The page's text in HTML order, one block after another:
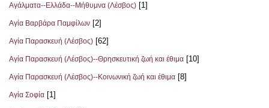
Αγάλματα--Ελλάδα--Μήθυμνα (Λέσβος) [1]
Αγία Βαρβάρα Παμφίλων [2]
Αγία Παρασκευή (Λέσβος) [62]
Αγία Παρασκευή (Λέσβος)--Θρησκευτική ζωή και έθιμα [10]
Αγία Παρασκευή (Λέσβος)--Κοινωνική ζωή και έθιμα [8]
Αγία Σοφία [1]